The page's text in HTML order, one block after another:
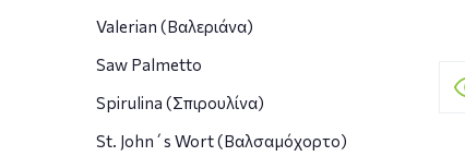
Valerian (Βαλεριάνα)
Saw Palmetto
Spirulina (Σπιρουλίνα)
St. John΄s Wort (Βαλσαμόχορτο)